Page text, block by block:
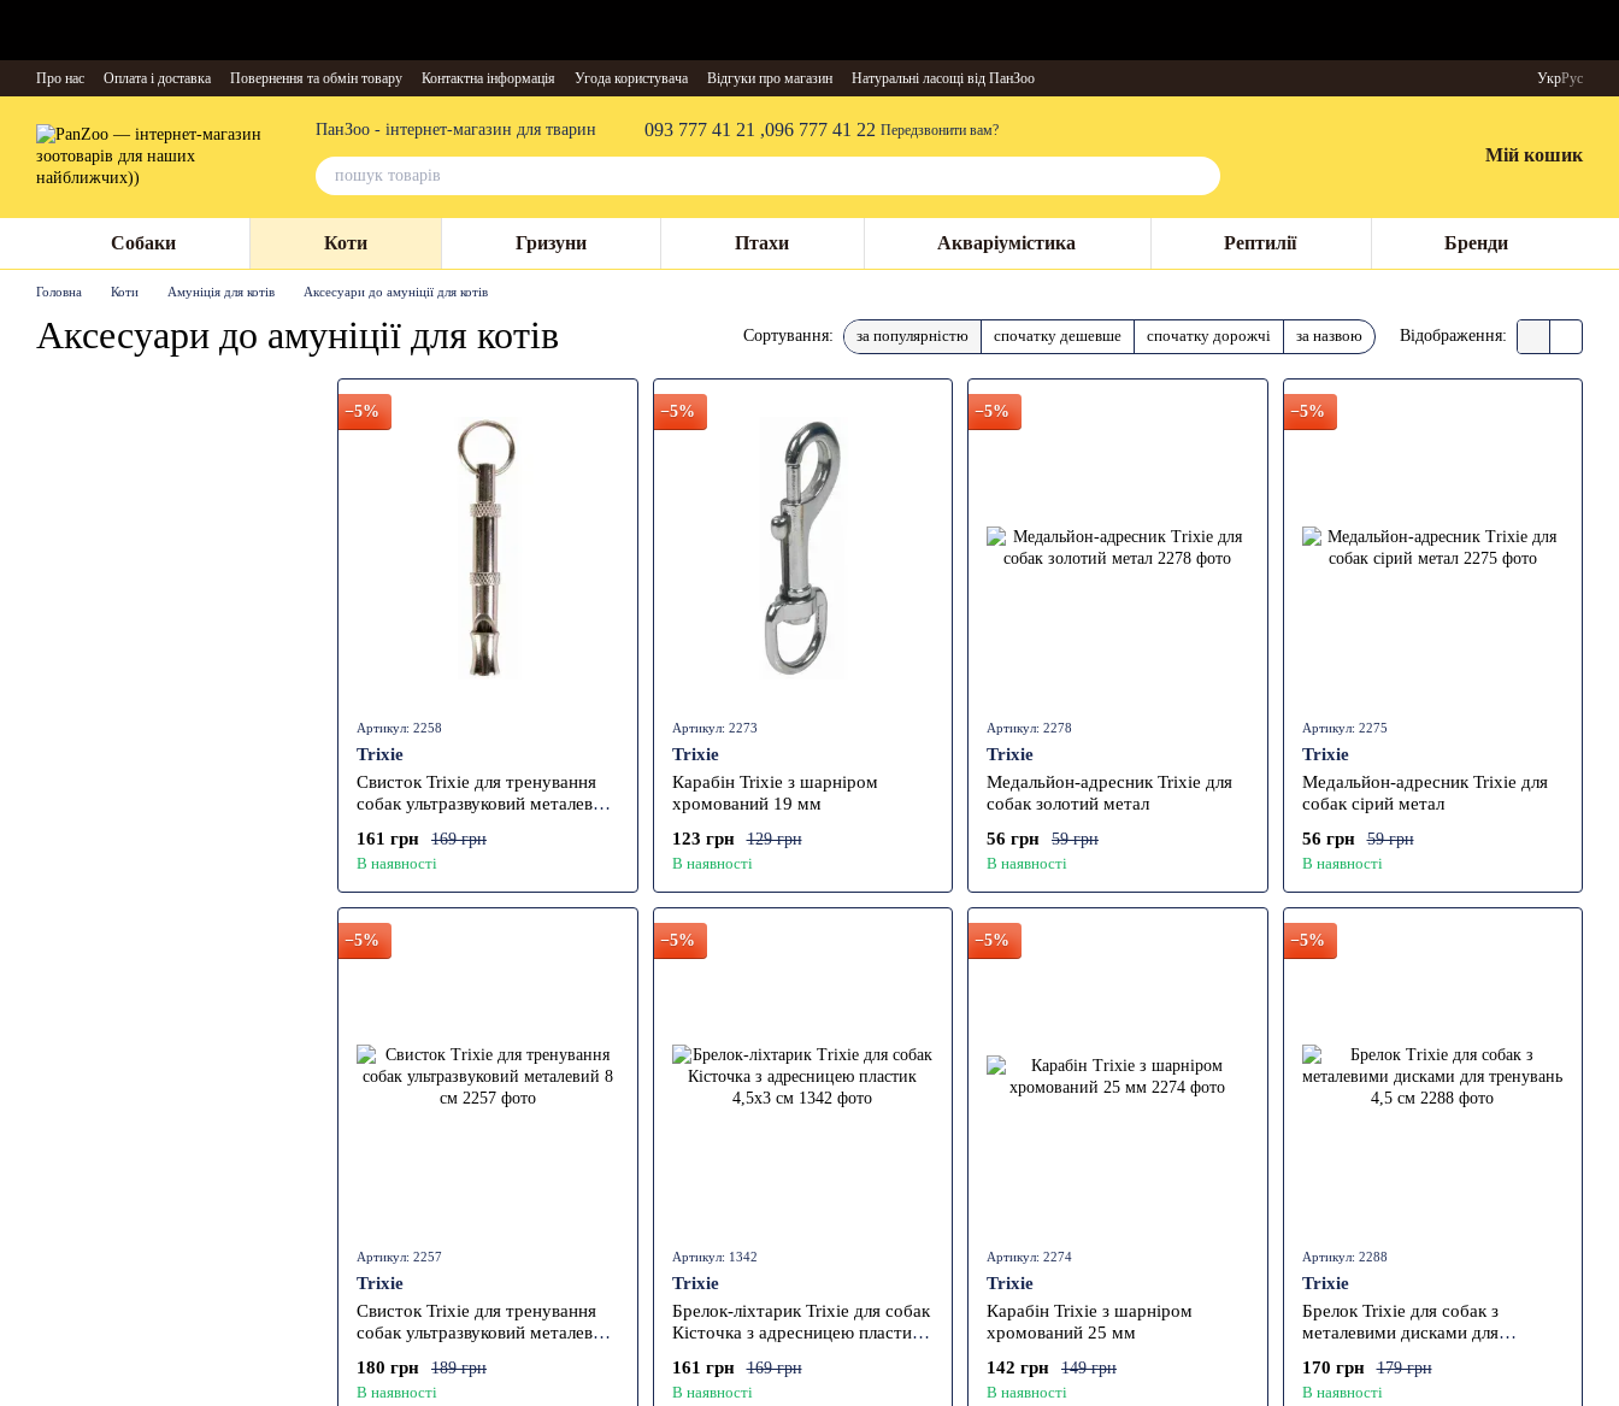
Про нас Оплата і доставка Повернення та обмін товару Контактна інформація Угода користувача Відгуки про магазин Натуральні ласощі від ПанЗоо УкрРус
ПанЗоо - інтернет-магазин для тварин 093 777 41 21 ,096 777 41 22 Передзвонити вам?
Мій кошик
Собаки Коти Гризуни Птахи Акваріумістика Рептилії Бренди
Головна Коти Амуніція для котів Аксесуари до амуніції для котів
Аксесуари до амуніції для котів Сортування: за популярністю спочатку дешевше спочатку дорожчі за назвою Відображення:
−5%
Артикул: 2258
Trixie
Свисток Trixie для тренування
собак ультразвуковий металевий
169 грн
161 грн
В наявності
−5%
Артикул: 2273
Trixie
Карабін Trixie з шарніром
хромований 19 мм
129 грн
123 грн
В наявності
−5%
Артикул: 2278
Trixie
Медальйон-адресник Trixie для
собак золотий метал
59 грн
56 грн
В наявності
−5%
Артикул: 2275
Trixie
Медальйон-адресник Trixie для
собак сірий метал
59 грн
56 грн
В наявності
−5%
Артикул: 2257
Trixie
Свисток Trixie для тренування
собак ультразвуковий металевий
189 грн
180 грн
В наявності
−5%
Артикул: 1342
Trixie
Брелок-ліхтарик Trixie для собак
Кісточка з адресницею пластик
169 грн
161 грн
В наявності
−5%
Артикул: 2274
Trixie
Карабін Trixie з шарніром
хромований 25 мм
149 грн
142 грн
В наявності
−5%
Артикул: 2288
Trixie
Брелок Trixie для собак з
металевими дисками для
179 грн
170 грн
В наявності